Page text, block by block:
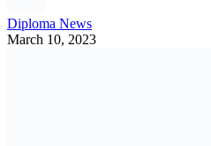
Diploma News
March 10, 2023